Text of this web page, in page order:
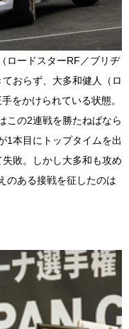
ロードスターRF／ブリヂ
おらず、大多和健人（ロ
をかけられている状態。
この2連戦を勝たねばなら
1本目にトップタイムを出
敗。しかし大多和も攻め
のある接戦を征したのは